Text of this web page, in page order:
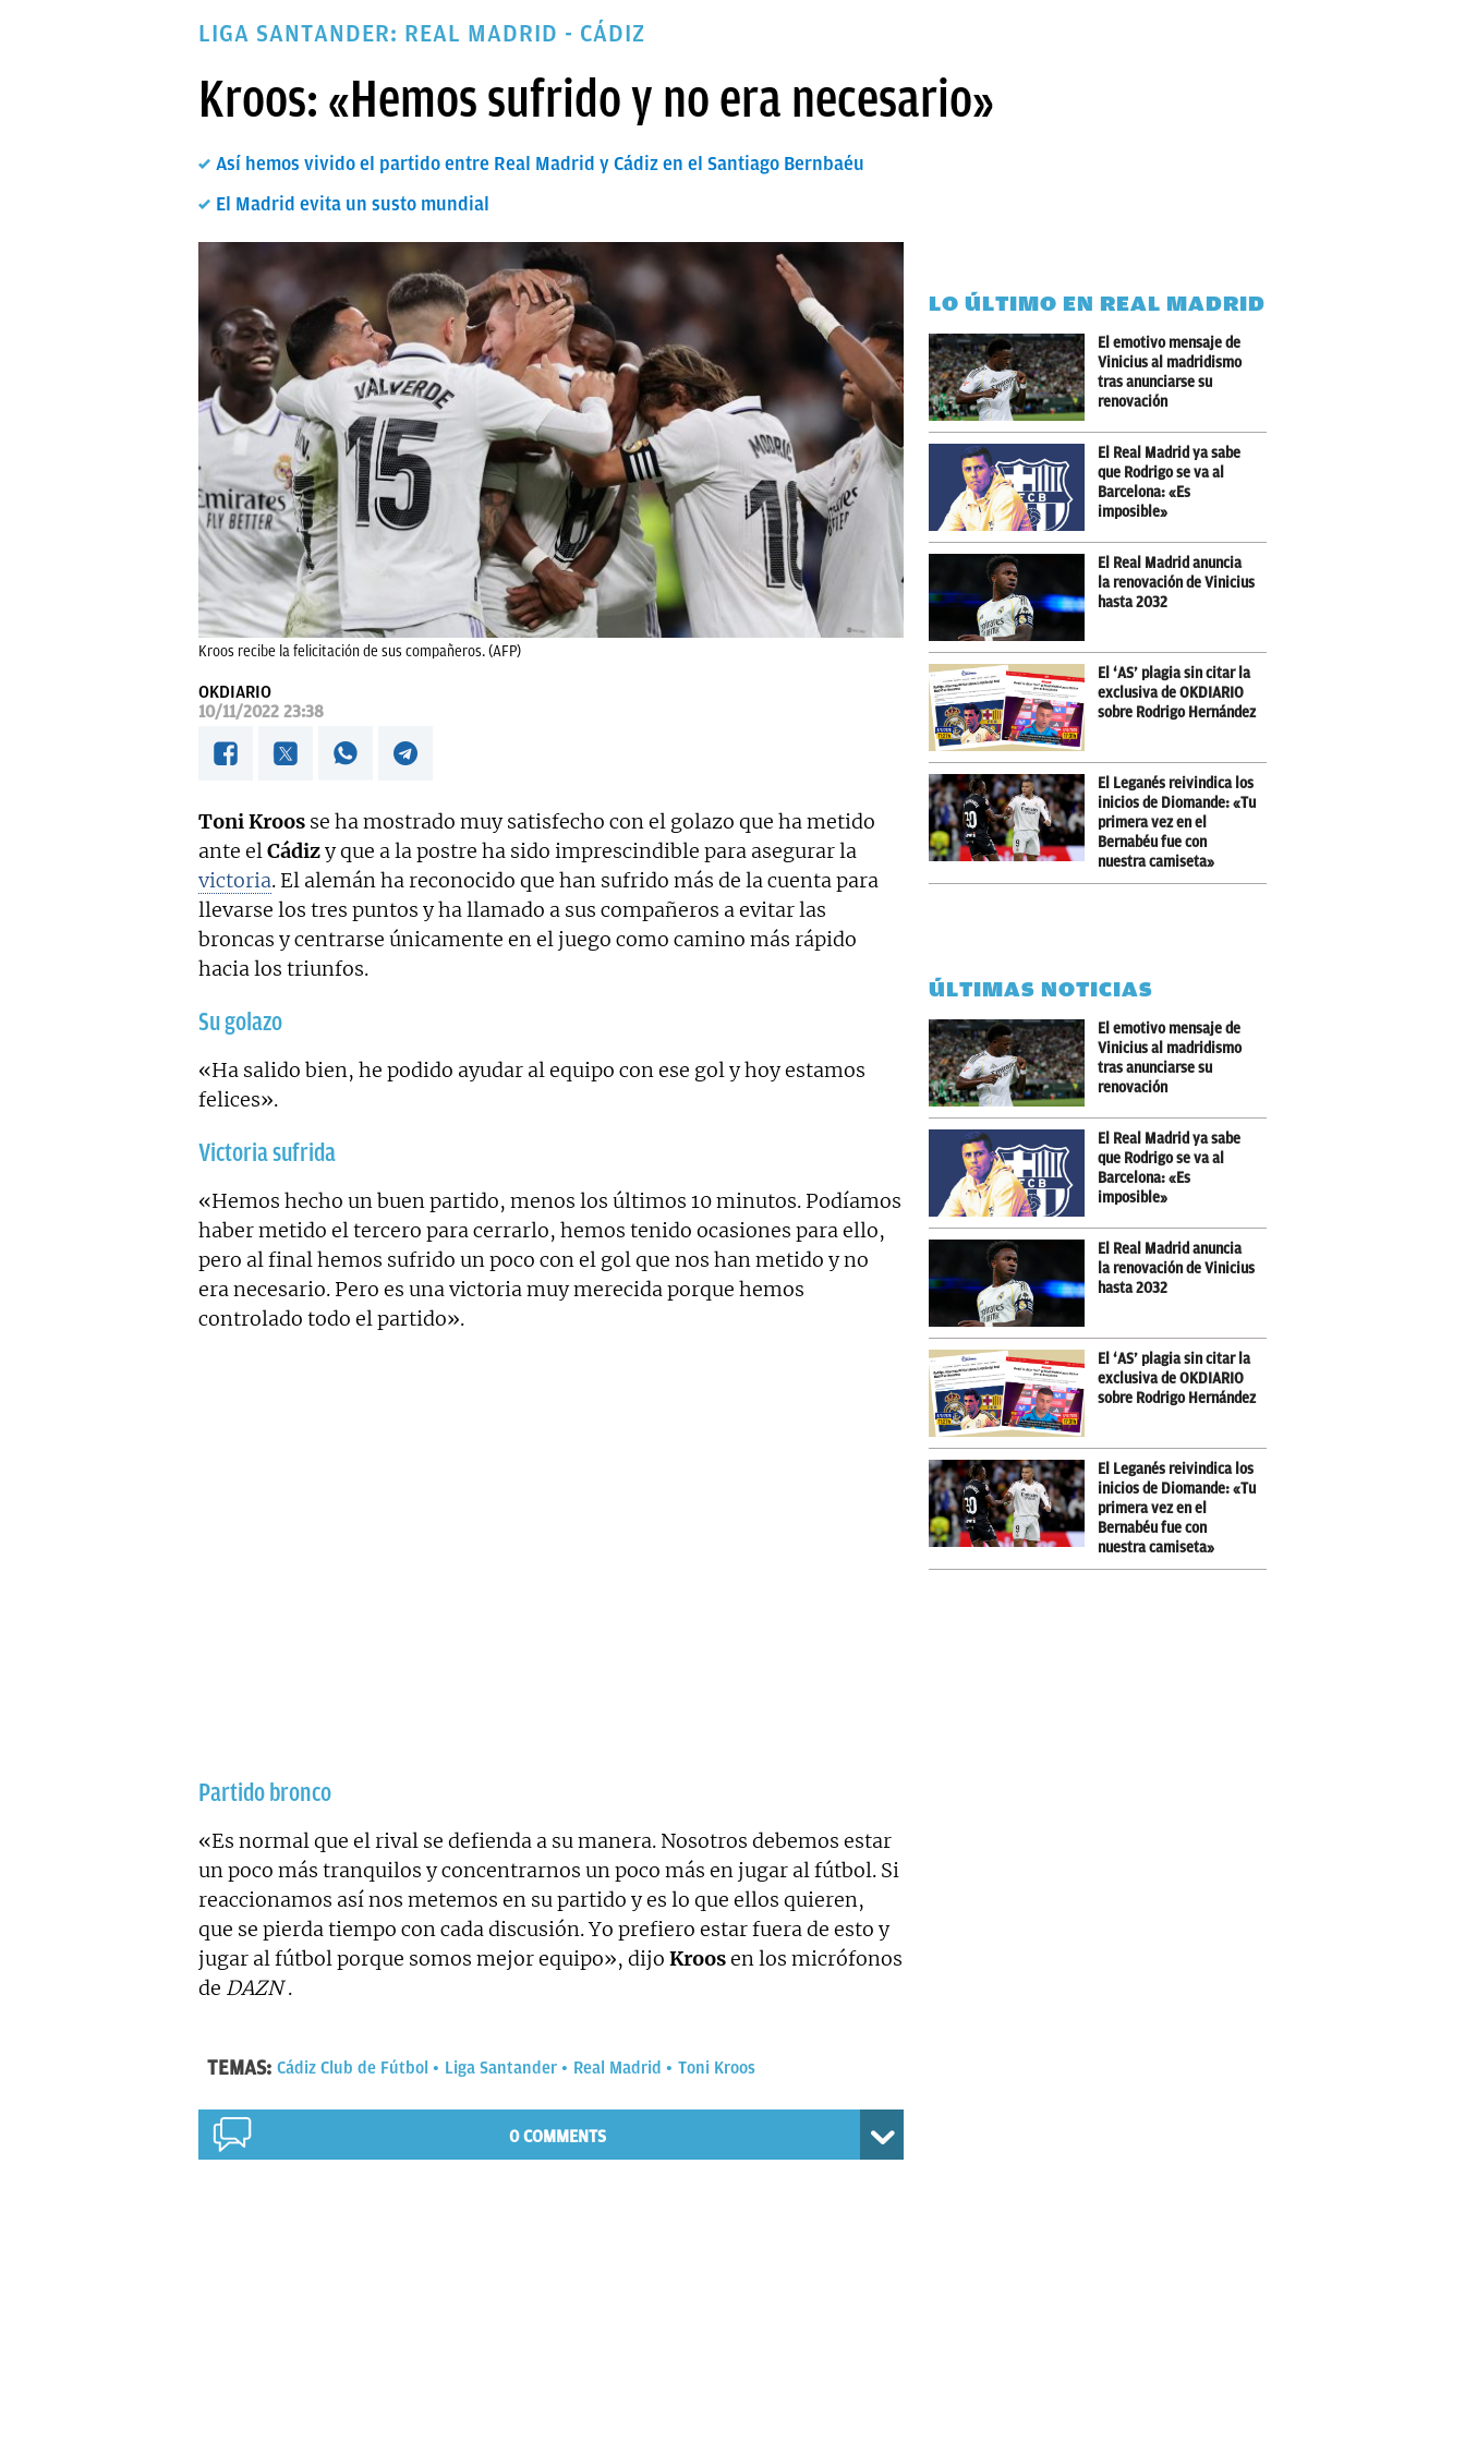
LIGA SANTANDER: REAL MADRID - CÁDIZ
Kroos: «Hemos sufrido y no era necesario»
Así hemos vivido el partido entre Real Madrid y Cádiz en el Santiago Bernbaéu
El Madrid evita un susto mundial
Kroos recibe la felicitación de sus compañeros. (AFP)
OKDIARIO
10/11/2022 23:38
Toni Kroos se ha mostrado muy satisfecho con el golazo que ha metido
ante elCádizy que a la postre ha sido imprescindible para asegurar la
victoria. El alemán ha reconocido que han sufrido más de la cuenta para
llevarse los tres puntos y ha llamado a sus compañeros a evitar las
broncas y centrarse únicamente en el juego como camino más rápido
hacia los triunfos.
Su golazo
«Ha salido bien, he podido ayudar al equipo con ese gol y hoy estamos
felices».
Victoria sufrida
«Hemos hecho un buen partido, menos los últimos 10 minutos. Podíamos
haber metido el tercero para cerrarlo, hemos tenido ocasiones para ello,
pero al final hemos sufrido un poco con el gol que nos han metido y no
era necesario. Pero es una victoria muy merecida porque hemos
controlado todo el partido».
Partido bronco
«Es normal que el rival se defienda a su manera. Nosotros debemos estar
un poco más tranquilos y concentrarnos un poco más en jugar al fútbol. Si
reaccionamos así nos metemos en su partido y es lo que ellos quieren,
que se pierda tiempo con cada discusión. Yo prefiero estar fuera de esto y
jugar al fútbol porque somos mejor equipo», dijo Kroosen los micrófonos
de DAZN .
TEMAS: Cádiz Club de Fútbol Liga Santander Real Madrid Toni Kroos
0 COMMENTS
LO ÚLTIMO EN REAL MADRID
El emotivo mensaje de
Vinicius al madridismo
tras anunciarse su
renovación
El Real Madrid ya sabe
que Rodrigo se va al
Barcelona: «Es
imposible»
El Real Madrid anuncia
la renovación de Vinicius
hasta 2032
El ‘AS’ plagia sin citar la
exclusiva de OKDIARIO
sobre Rodrigo Hernández
El Leganés reivindica los
inicios de Diomande: «Tu
primera vez en el
Bernabéu fue con
nuestra camiseta»
ÚLTIMAS NOTICIAS
El emotivo mensaje de
Vinicius al madridismo
tras anunciarse su
renovación
El Real Madrid ya sabe
que Rodrigo se va al
Barcelona: «Es
imposible»
El Real Madrid anuncia
la renovación de Vinicius
hasta 2032
El ‘AS’ plagia sin citar la
exclusiva de OKDIARIO
sobre Rodrigo Hernández
El Leganés reivindica los
inicios de Diomande: «Tu
primera vez en el
Bernabéu fue con
nuestra camiseta»